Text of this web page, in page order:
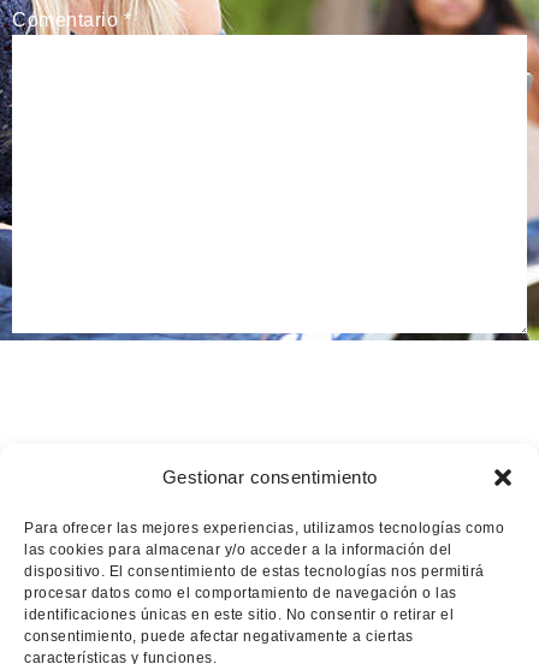
Gestionar consentimiento
Para ofrecer las mejores experiencias, utilizamos tecnologías como
las cookies para almacenar y/o acceder a la información del
dispositivo. El consentimiento de estas tecnologías nos permitirá
procesar datos como el comportamiento de navegación o las
identificaciones únicas en este sitio. No consentir o retirar el
consentimiento, puede afectar negativamente a ciertas
características y funciones.
Comentario*
Web